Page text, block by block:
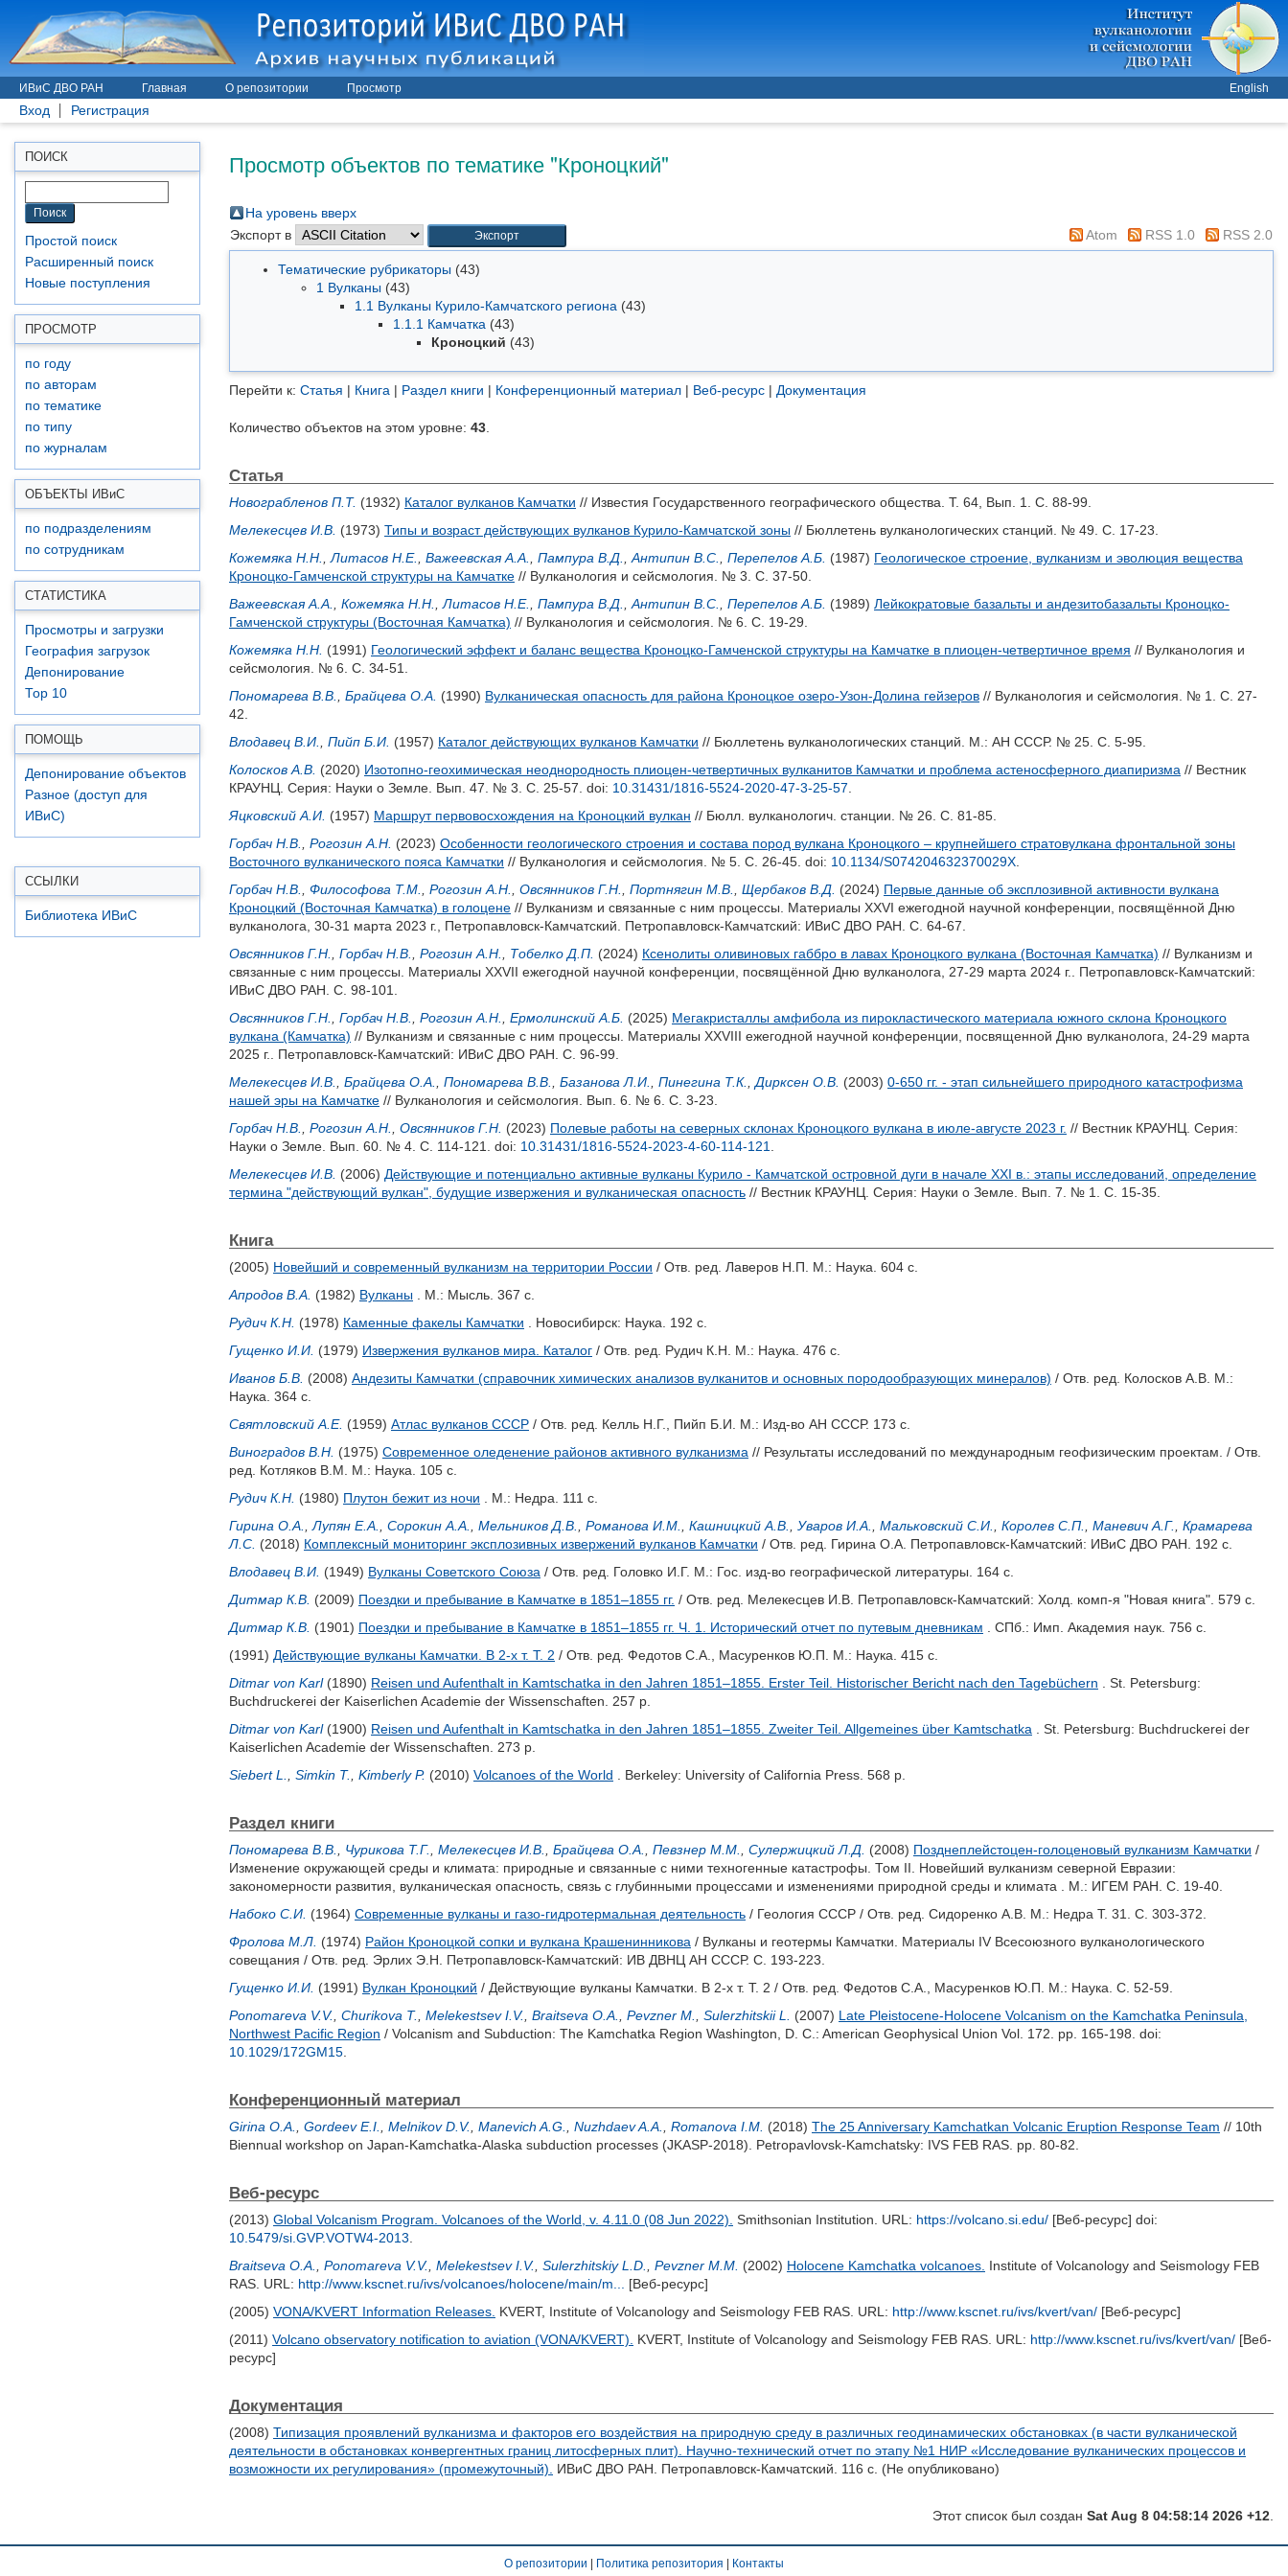
ИВиС ДВО РАН Главная О репозитории Просмотр English
Вход Регистрация
ПОИСК
Простой поиск
Расширенный поиск
Новые поступления
ПРОСМОТР
по году
по авторам
по тематике
по типу
по журналам
ОБЪЕКТЫ ИВиС
по подразделениям
по сотрудникам
СТАТИСТИКА
Просмотры и загрузки
География загрузок
Депонирование
Top 10
ПОМОЩЬ
Депонирование объектов
Разное (доступ для
ИВиС)
ССЫЛКИ
Библиотека ИВиС
Просмотр объектов по тематике "Кроноцкий"
На уровень вверх
Экспорт в
Atom RSS 1.0 RSS 2.0
Тематические рубрикаторы (43)
1 Вулканы (43)
1.1 Вулканы Курило-Камчатского региона (43)
1.1.1 Камчатка (43)
Кроноцкий (43)
Перейти к: Статья | Книга | Раздел книги | Конференционный материал | Веб-ресурс | Документация
Количество объектов на этом уровне: 43
Статья
Новограбленов П.Т. (1932) Каталог вулканов Камчатки // Известия Государственного географического общества. Т. 64, Вып. 1. С. 88-99.
Мелекесцев И.В. (1973) Типы и возраст действующих вулканов Курило-Камчатской зоны // Бюллетень вулканологических станций. № 49. С. 17-23.
Кожемяка Н.Н.
Литасов Н.Е. Важеевская А.А. Пампура В.Д. Антипин В.С. Перепелов А.Б. (1987) Геологическое строение, вулканизм и эволюция вещества
Кроноцко-Гамченской структуры на Камчатке // Вулканология и сейсмология. № 3. С. 37-50.
Важеевская А.А.
Кожемяка Н.Н. Литасов Н.Е. Пампура В.Д. Антипин В.С. Перепелов А.Б. (1989) Лейкократовые базальты и андезитобазальты Кроноцко-
Гамченской структуры (Восточная Камчатка) // Вулканология и сейсмология. № 6. С. 19-29.
Кожемяка Н.Н. (1991) Геологический эффект и баланс вещества Кроноцко-Гамченской структуры на Камчатке в плиоцен-четвертичное время // Вулканология и
сейсмология. № 6. С. 34-51.
Пономарева В.В.
Брайцева О.А. (1990) Вулканическая опасность для района Кроноцкое озеро-Узон-Долина гейзеров // Вулканология и сейсмология. № 1. С. 27-
42.
Влодавец В.И.
Пийп Б.И. (1957) Каталог действующих вулканов Камчатки // Бюллетень вулканологических станций. М.: АН СССР. № 25. С. 5-95.
Колосков А.В. (2020) Изотопно-геохимическая неоднородность плиоцен-четвертичных вулканитов Камчатки и проблема астеносферного диапиризма // Вестник
КРАУНЦ. Серия: Науки о Земле. Вып. 47. № 3. С. 25-57. doi: 10.31431/1816-5524-2020-47-3-25-57
Яцковский А.И. (1957) Маршрут первовосхождения на Кроноцкий вулкан // Бюлл. вулканологич. станции. № 26. С. 81-85.
Горбач Н.В.
Рогозин А.Н. (2023) Особенности геологического строения и состава пород вулкана Кроноцкого – крупнейшего стратовулкана фронтальной зоны
Восточного вулканического пояса Камчатки // Вулканология и сейсмология. № 5. С. 26-45. doi: 10.1134/S074204632370029X
Горбач Н.В.
Философова Т.М. Рогозин А.Н. Овсянников Г.Н. Портнягин М.В. Щербаков В.Д. (2024) Первые данные об эксплозивной активности вулкана
Кроноцкий (Восточная Камчатка) в голоцене // Вулканизм и связанные с ним процессы. Материалы XXVI ежегодной научной конференции, посвящённой Дню
вулканолога, 30-31 марта 2023 г., Петропавловск-Камчатский. Петропавловск-Камчатский: ИВиС ДВО РАН. С. 64-67.
Овсянников Г.Н.
Горбач Н.В. Рогозин А.Н. Тобелко Д.П. (2024) Ксенолиты оливиновых габбро в лавах Кроноцкого вулкана (Восточная Камчатка) // Вулканизм и
связанные с ним процессы. Материалы XXVII ежегодной научной конференции, посвящённой Дню вулканолога, 27-29 марта 2024 г.. Петропавловск-Камчатский:
ИВиС ДВО РАН. С. 98-101.
Овсянников Г.Н.
Горбач Н.В. Рогозин А.Н. Ермолинский А.Б. (2025) Мегакристаллы амфибола из пирокластического материала южного склона Кроноцкого
вулкана (Камчатка) // Вулканизм и связанные с ним процессы. Материалы XXVIII ежегодной научной конференции, посвященной Дню вулканолога, 24-29 марта
2025 г.. Петропавловск-Камчатский: ИВиС ДВО РАН. С. 96-99.
Мелекесцев И.В.
Брайцева О.А. Пономарева В.В. Базанова Л.И. Пинегина Т.К. Дирксен О.В. (2003) 0-650 гг. - этап сильнейшего природного катастрофизма
нашей эры на Камчатке // Вулканология и сейсмология. Вып. 6. № 6. С. 3-23.
Горбач Н.В.
Рогозин А.Н. Овсянников Г.Н. (2023) Полевые работы на северных склонах Кроноцкого вулкана в июле-августе 2023 г. // Вестник КРАУНЦ. Серия:
Науки о Земле. Вып. 60. № 4. С. 114-121. doi: 10.31431/1816-5524-2023-4-60-114-121
Мелекесцев И.В. (2006) Действующие и потенциально активные вулканы Курило - Камчатской островной дуги в начале XXI в.: этапы исследований, определение
термина "действующий вулкан", будущие извержения и вулканическая опасность // Вестник КРАУНЦ. Серия: Науки о Земле. Вып. 7. № 1. С. 15-35.
Книга
(2005) Новейший и современный вулканизм на территории России / Отв. ред. Лаверов Н.П.
М.: Наука. 604 с.
Апродов В.А. (1982) Вулканы . М.: Мысль. 367 с.
Рудич К.Н. (1978) Каменные факелы Камчатки . Новосибирск: Наука. 192 с.
Гущенко И.И. (1979) Извержения вулканов мира. Каталог / Отв. ред. Рудич К.Н.
М.: Наука. 476 с.
Иванов Б.В. (2008) Андезиты Камчатки (справочник химических анализов вулканитов и основных породообразующих минералов) / Отв. ред. Колосков А.В. М.:
Наука. 364 с.
Святловский А.Е. (1959) Атлас вулканов СССР / Отв. ред. Келль Н.Г. Пийп Б.И.
М.: Изд-во АН СССР. 173 с.
Виноградов В.Н. (1975) Современное оледенение районов активного вулканизма // Результаты исследований по международным геофизическим проектам. / Отв.
ред. Котляков В.М.
М.: Наука. 105 с.
Рудич К.Н. (1980) Плутон бежит из ночи . М.: Недра. 111 с.
Гирина О.А.
Лупян Е.А. Сорокин А.А. Мельников Д.В. Романова И.М. Кашницкий А.В. Уваров И.А. Мальковский С.И. Королев С.П. Маневич А.Г.
Крамарева
Л.С. (2018) Комплексный мониторинг эксплозивных извержений вулканов Камчатки / Отв. ред. Гирина О.А. Петропавловск-Камчатский: ИВиС ДВО РАН. 192 с.
Влодавец В.И. (1949) Вулканы Советского Союза / Отв. ред. Головко И.Г. М.: Гос. изд-во географической литературы. 164 с.
Дитмар К.В. (2009) Поездки и пребывание в Камчатке в 1851–1855 гг. / Отв. ред. Мелекесцев И.В. Петропавловск-Камчатский: Холд. комп-я "Новая книга". 579 с.
Дитмар К.В. (1901) Поездки и пребывание в Камчатке в 1851–1855 гг. Ч. 1. Исторический отчет по путевым дневникам . СПб.: Имп. Академия наук. 756 с.
(1991) Действующие вулканы Камчатки. В 2-х т. Т. 2 / Отв. ред. Федотов С.А. Масуренков Ю.П.
М.: Наука. 415 с.
Ditmar von Karl(1890) Reisen und Aufenthalt in Kamtschatka in den Jahren 1851–1855. Erster Teil. Historischer Bericht nach den Tagebüchern . St. Petersburg:
Buchdruckerei der Kaiserlichen Academie der Wissenschaften. 257 p.
Ditmar von Karl(1900) Reisen und Aufenthalt in Kamtschatka in den Jahren 1851–1855. Zweiter Teil. Allgemeines über Kamtschatka . St. Petersburg: Buchdruckerei der
Kaiserlichen Academie der Wissenschaften. 273 p.
Siebert L.
Simkin T. Kimberly P. (2010) Volcanoes of the World . Berkeley: University of California Press. 568 p.
Раздел книги
Пономарева В.В. Чурикова Т.Г. Мелекесцев И.В. Брайцева О.А. Певзнер М.М. Сулержицкий Л.Д. (2008) Позднеплейстоцен-голоценовый вулканизм Камчатки /
Изменение окружающей среды и климата: природные и связанные с ними техногенные катастрофы. Том II. Новейший вулканизм северной Евразии:
закономерности развития, вулканическая опасность, связь с глубинными процессами и изменениями природной среды и климата . М.: ИГЕМ РАН. С. 19-40.
Набоко С.И. (1964) Современные вулканы и газо-гидротермальная деятельность / Геология СССР / Отв. ред. Сидоренко А.В. М.: Недра Т. 31. С. 303-372.
Фролова М.Л. (1974) Район Кроноцкой сопки и вулкана Крашенинникова / Вулканы и геотермы Камчатки. Материалы IV Всесоюзного вулканологического
совещания / Отв. ред. Эрлих Э.Н.
Петропавловск-Камчатский: ИВ ДВНЦ АН СССР. С. 193-223.
Гущенко И.И. (1991) Вулкан Кроноцкий / Действующие вулканы Камчатки. В 2-х т. Т. 2 / Отв. ред. Федотов С.А. Масуренков Ю.П.
М.: Наука. С. 52-59.
Ponomareva V.V. Churikova T. Melekestsev I.V. Braitseva O.A. Pevzner M. Sulerzhitskii L. (2007) Late Pleistocene-Holocene Volcanism on the Kamchatka Peninsula,
Northwest Pacific Region / Volcanism and Subduction: The Kamchatka Region Washington, D. C.: American Geophysical Union Vol. 172. pp. 165-198. doi:
10.1029/172GM15
Конференционный материал
Girina O.A. Gordeev E.I. Melnikov D.V. Manevich A.G. Nuzhdaev A.A. Romanova I.M. (2018) The 25 Anniversary Kamchatkan Volcanic Eruption Response Team // 10th
Biennual workshop on Japan-Kamchatka-Alaska subduction processes (JKASP-2018). Petropavlovsk-Kamchatsky: IVS FEB RAS. pp. 80-82.
Веб-ресурс
(2013) Global Volcanism Program. Volcanoes of the World, v. 4.11.0 (08 Jun 2022). Smithsonian Institution. URL: https://volcano.si.edu/ [Веб-ресурс] doi:
10.5479/si.GVP.VOTW4-2013
Braitseva O.A.
Ponomareva V.V. Melekestsev I.V. Sulerzhitskiy L.D. Pevzner M.M. (2002) Holocene Kamchatka volcanoes. Institute of Volcanology and Seismology FEB
RAS. URL: http://www.kscnet.ru/ivs/volcanoes/holocene/main/m...
[Веб-ресурс]
(2005) VONA/KVERT Information Releases. KVERT, Institute of Volcanology and Seismology FEB RAS. URL: http://www.kscnet.ru/ivs/kvert/van/ [Веб-ресурс]
(2011) Volcano observatory notification to aviation (VONA/KVERT). KVERT, Institute of Volcanology and Seismology FEB RAS. URL: http://www.kscnet.ru/ivs/kvert/van/ [Веб-
ресурс]
Документация
(2008) Типизация проявлений вулканизма и факторов его воздействия на природную среду в различных геодинамических обстановках (в части вулканической
деятельности в обстановках конвергентных границ литосферных плит). Научно-технический отчет по этапу №1 НИР «Исследование вулканических процессов и
возможности их регулирования» (промежуточный).
ИВиС ДВО РАН. Петропавловск-Камчатский. 116 с. (Не опубликовано)
Этот список был создан Sat Aug 8 04:58:14 2026 +12
О репозитории Политика репозитория Контакты